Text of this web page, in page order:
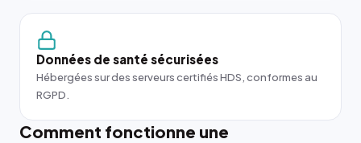
Données de santé sécurisées
Hébergées sur des serveurs certifiés HDS, conformes au
RGPD.
Comment fonctionne une